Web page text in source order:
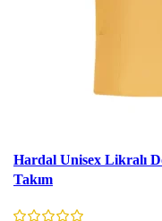
Hardal Unisex Likralı
Takım